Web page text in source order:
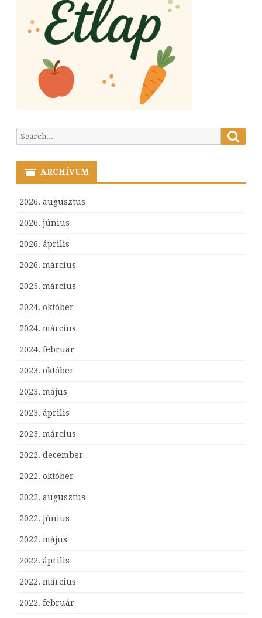
Search
ARCHÍVUM
2026. augusztus
2026. június
2026. április
2026. március
2025. március
2024. október
2024. március
2024. február
2023. október
2023. május
2023. április
2023. március
2022. december
2022. október
2022. augusztus
2022. június
2022. május
2022. április
2022. március
2022. február